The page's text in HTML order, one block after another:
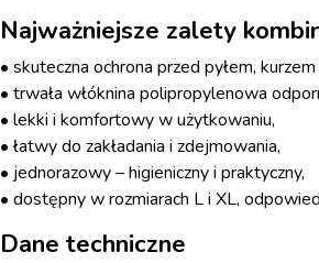
Najważniejsze zalety
• skuteczna ochrona przed pyłem,
• trwała włóknina polipropylenowa
• lekki i komfortowy w użytkowaniu,
• łatwy do zakładania i zdejmowania,
• jednorazowy – higieniczny i praktyczny,
• dostępny w rozmiarach L i XL,
Dane techniczne